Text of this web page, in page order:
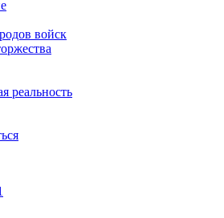
войск
реальность